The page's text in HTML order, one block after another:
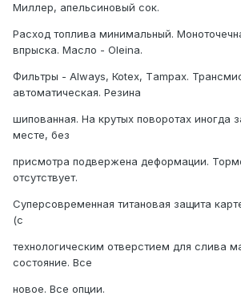
Миллер, апельсиновый сок.
Расход топлива минимальный.
впрыска. Масло - Оlеinа.
Фильтры - Аlwауs, Коtех, Tаmрах.
автоматическая. Резина
шипованная. На крутых поворотах иногда
месте, без
присмотра подвержена деформации.
отсутствует.
Суперсовременная титановая защита
(с
технологическим отверстием для слива
состояние. Все
новое. Все опции.